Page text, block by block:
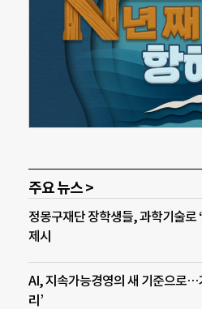
주요 뉴스 >
정몽구재단 장학생들, 과학기술로
제시
AI, 지속가능경영의 새 기준으로…
리’